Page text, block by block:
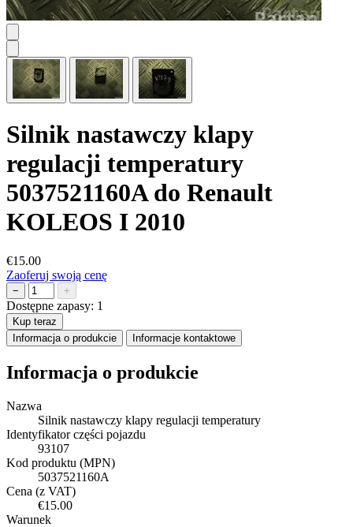
Silnik nastawczy klapy
regulacji temperatury
5037521160A do Renault
KOLEOS I 2010
€15.00
Zaoferuj swoją cenę
− +
Dostępne zapasy: 1
Kup teraz
Informacja o produkcie
Informacje kontaktowe
Informacja o produkcie
Nazwa
Silnik nastawczy klapy regulacji temperatury
Identyfikator części pojazdu
93107
Kod produktu (MPN)
5037521160A
Cena (z VAT)
€15.00
Warunek